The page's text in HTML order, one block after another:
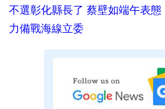
不選彰化縣長了 蔡壁如端午表
力備戰海線立委